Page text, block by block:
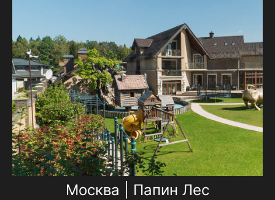
Москва | Папин Лес